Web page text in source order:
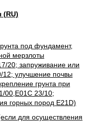
(RU)
под фундамент,
мерзлоты
20; запруживание или
12; улучшение почвы
грунта при
00,E01C 23/10;
горных пород E21D)
для осуществления